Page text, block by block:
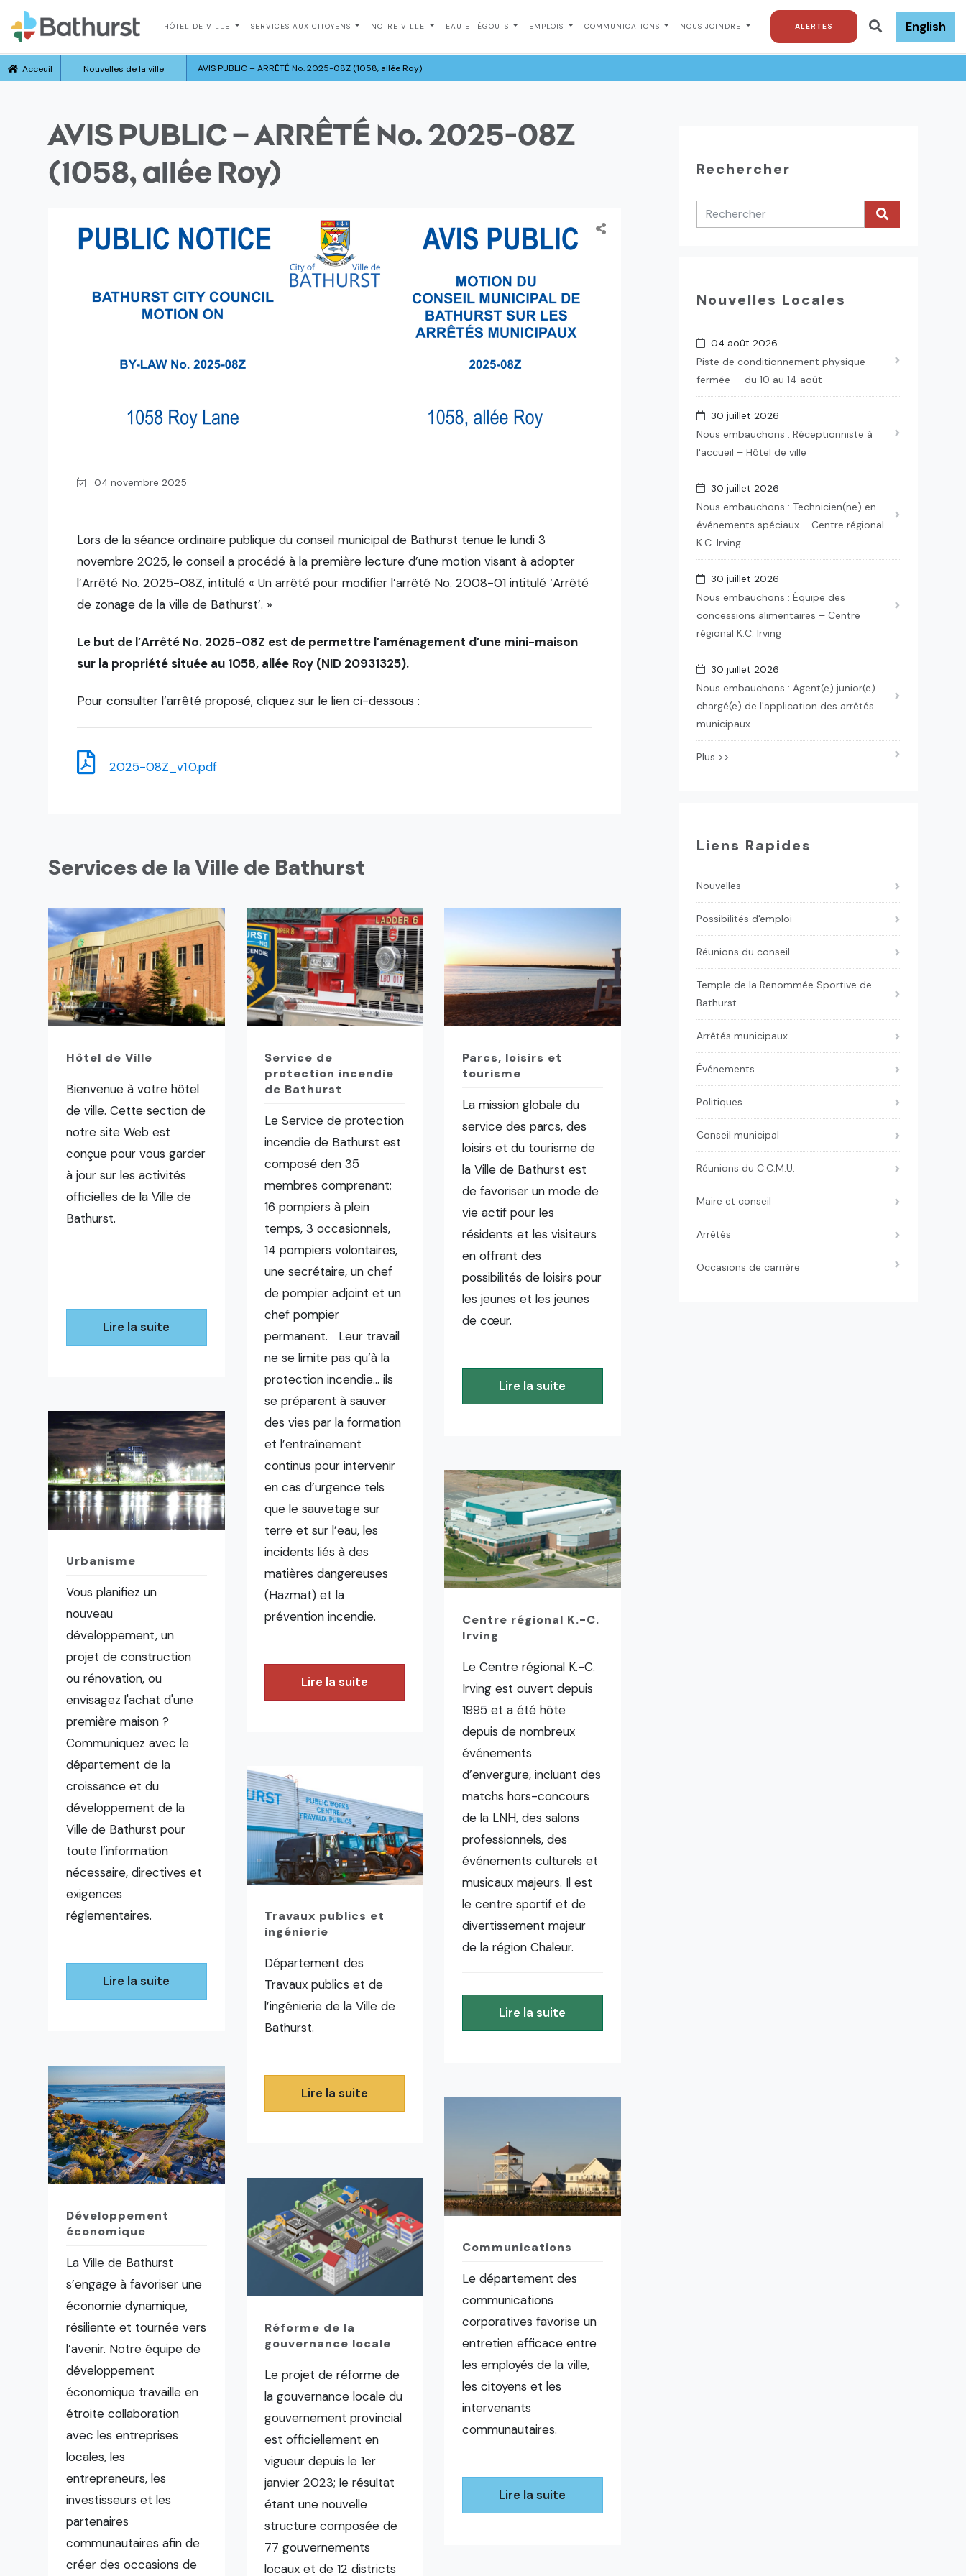
HÔTEL DE VILLE SERVICES AUX CITOYENS NOTRE VILLE EAU ET ÉGOUTS EMPLOIS COMMUNICATIONS NOUS JOINDRE ALERTES English
Acceuil Nouvelles de la ville AVIS PUBLIC – ARRÊTÉ No. 2025-08Z (1058, allée Roy)
AVIS PUBLIC – ARRÊTÉ No. 2025-08Z
(1058, allée Roy)
04 novembre 2025
Lors de la séance ordinaire publique du conseil municipal de Bathurst tenue le lundi 3
novembre 2025, le conseil a procédé à la première lecture d’une motion visant à adopter
l’Arrêté No. 2025-08Z, intitulé « Un arrêté pour modifier l’arrêté No. 2008-01 intitulé ‘Arrêté
de zonage de la ville de Bathurst’. »
Le but de l’Arrêté No. 2025-08Z est de permettre l’aménagement d’une mini-maison
sur la propriété située au 1058, allée Roy (NID 20931325).
Pour consulter l’arrêté proposé, cliquez sur le lien ci-dessous :
2025-08Z_v1.0.pdf
Services de la Ville de Bathurst
Hôtel de Ville
Bienvenue à votre hôtel
de ville. Cette section de
notre site Web est
conçue pour vous garder
à jour sur les activités
officielles de la Ville de
Bathurst.
Lire la suite
Urbanisme
Vous planifiez un
nouveau
développement, un
projet de construction
ou rénovation, ou
envisagez l'achat d'une
première maison ?
Communiquez avec le
département de la
croissance et du
développement de la
Ville de Bathurst pour
toute l’information
nécessaire, directives et
exigences
réglementaires.
Lire la suite
Développement
économique
La Ville de Bathurst
s’engage à favoriser une
économie dynamique,
résiliente et tournée vers
l’avenir. Notre équipe de
développement
économique travaille en
étroite collaboration
avec les entreprises
locales, les
entrepreneurs, les
investisseurs et les
partenaires
communautaires afin de
créer des occasions de
Service de
protection incendie
de Bathurst
Le Service de protection
incendie de Bathurst est
composé den 35
membres comprenant;
16 pompiers à plein
temps, 3 occasionnels,
14 pompiers volontaires,
une secrétaire, un chef
de pompier adjoint et un
chef pompier
permanent. Leur travail
ne se limite pas qu’à la
protection incendie… ils
se préparent à sauver
des vies par la formation
et l’entraînement
continus pour intervenir
en cas d’urgence tels
que le sauvetage sur
terre et sur l’eau, les
incidents liés à des
matières dangereuses
(Hazmat) et la
prévention incendie.
Lire la suite
Travaux publics et
ingénierie
Département des
Travaux publics et de
l’ingénierie de la Ville de
Bathurst.
Lire la suite
Réforme de la
gouvernance locale
Le projet de réforme de
la gouvernance locale du
gouvernement provincial
est officiellement en
vigueur depuis le 1er
janvier 2023; le résultat
étant une nouvelle
structure composée de
77 gouvernements
locaux et de 12 districts
Parcs, loisirs et
tourisme
La mission globale du
service des parcs, des
loisirs et du tourisme de
la Ville de Bathurst est
de favoriser un mode de
vie actif pour les
résidents et les visiteurs
en offrant des
possibilités de loisirs pour
les jeunes et les jeunes
de cœur.
Lire la suite
Centre régional K.-C.
Irving
Le Centre régional K.-C.
Irving est ouvert depuis
1995 et a été hôte
depuis de nombreux
événements
d’envergure, incluant des
matchs hors-concours
de la LNH, des salons
professionnels, des
événements culturels et
musicaux majeurs. Il est
le centre sportif et de
divertissement majeur
de la région Chaleur.
Lire la suite
Communications
Le département des
communications
corporatives favorise un
entretien efficace entre
les employés de la ville,
les citoyens et les
intervenants
communautaires.
Lire la suite
Rechercher
Nouvelles Locales
04 août 2026
Piste de conditionnement physique
fermée — du 10 au 14 août
30 juillet 2026
Nous embauchons : Réceptionniste à
l'accueil – Hôtel de ville
30 juillet 2026
Nous embauchons : Technicien(ne) en
événements spéciaux – Centre régional
K.C. Irving
30 juillet 2026
Nous embauchons : Équipe des
concessions alimentaires – Centre
régional K.C. Irving
30 juillet 2026
Nous embauchons : Agent(e) junior(e)
chargé(e) de l'application des arrêtés
municipaux
Plus >>
Liens Rapides
Nouvelles
Possibilités d'emploi
Réunions du conseil
Temple de la Renommée Sportive de
Bathurst
Arrêtés municipaux
Événements
Politiques
Conseil municipal
Réunions du C.C.M.U.
Maire et conseil
Arrêtés
Occasions de carrière